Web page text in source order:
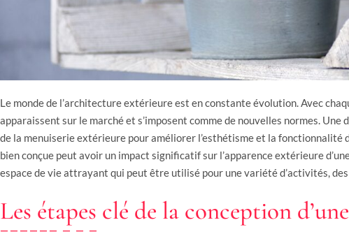
Le monde de l’architecture extérieure est en constante évolution. Avec
apparaissent sur le marché et s’imposent comme de nouvelles normes.
de la menuiserie extérieure pour améliorer l’esthétisme et la fonctionnalité
bien conçue peut avoir un impact significatif sur l’apparence extérieure
espace de vie attrayant qui peut être utilisé pour une variété d’activités,
Les étapes clé de la conception